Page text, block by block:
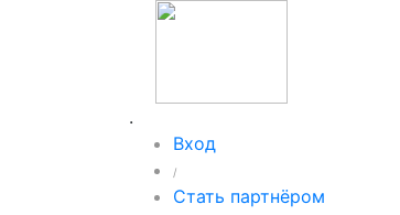
.
Вход
/
Стать партнёром